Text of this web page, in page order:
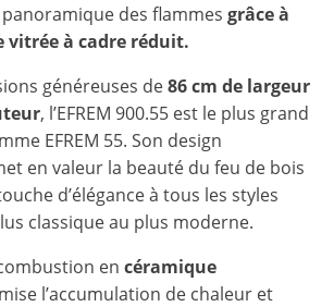
des flammes grâce à
vitrée à cadre réduit.
généreuses de86 cm de largeur
, l’EFREM 900.55 est le plus grand
EFREM 55. Son design
en valeur la beauté du feu de bois
d’élégance à tous les styles
classique au plus moderne.
en céramique
l’accumulation de chaleur et